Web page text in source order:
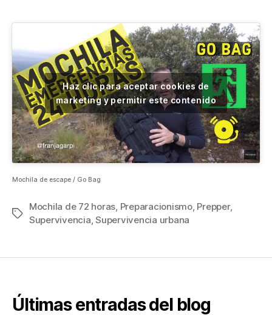
Haz clic para aceptar cookies de
marketing y permitir este contenido
Mochila de escape / Go Bag
Etiquetas
Mochila de 72 horas, Preparacionismo, Prepper,
Supervivencia,Supervivencia urbana
Últimas entradas del blog